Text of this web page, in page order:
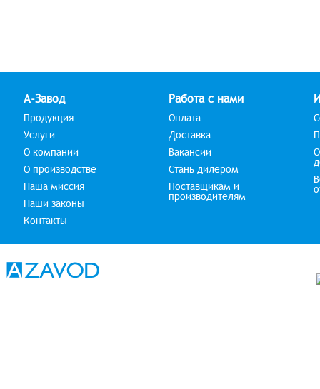
А-Завод
Продукция
Услуги
О компании
О производстве
Наша миссия
Наши законы
Контакты
Работа с нами
Оплата
Доставка
Вакансии
Стань дилером
Поставщикам и
производителям